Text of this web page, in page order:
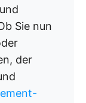
Sie nun
der